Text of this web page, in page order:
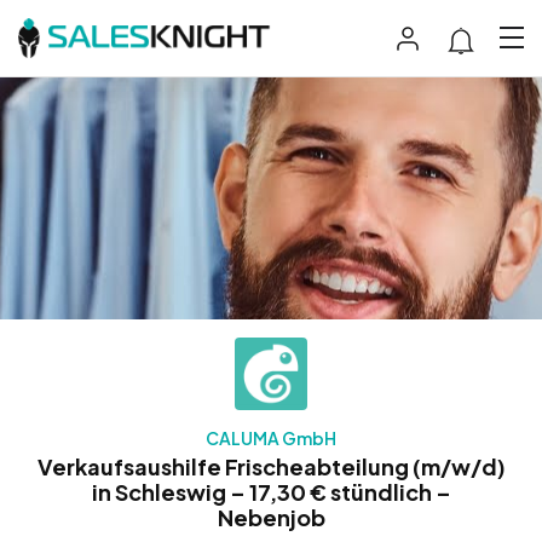
CALUMA GmbH
Verkaufsaushilfe Frischeabteilung (m/w/d)
in Schleswig – 17,30 € stündlich –
Nebenjob